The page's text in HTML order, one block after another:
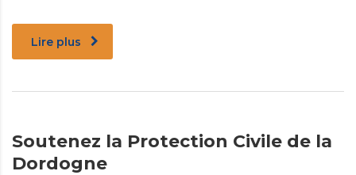
Lire plus
Soutenez la Protection Civile de la
Dordogne